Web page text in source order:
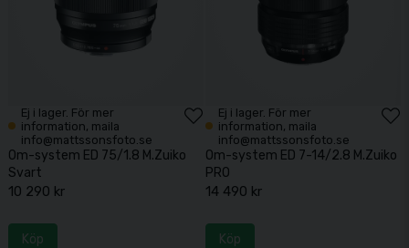
Ej i lager. För mer
information, maila
info@mattssonsfoto.se
Om-system ED 75/1.8 M.Zuiko
Svart
10 290 kr
Köp
Ej i lager. För mer
information, maila
info@mattssonsfoto.se
Om-system ED 7-14/2.8 M.Zuiko
PRO
14 490 kr
Köp